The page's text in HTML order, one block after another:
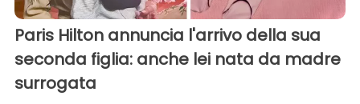
Paris Hilton annuncia l'arrivo della sua
seconda figlia: anche lei nata da madre
surrogata